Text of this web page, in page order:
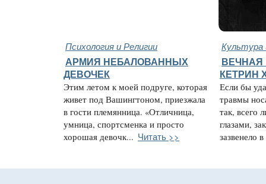
Психология и Религии Культура
АРМИЯ НЕБАЛОВАННЫХ
ДЕВОЧЕК
Этим летом к моей подруге, которая
живет под Вашингтоном, приезжала
в гости племянница. «Отличница,
умница, спортсменка и просто
хорошая девочк... Читать >>
ВЕЧНАЯ
КЕТРИН
Если бы
травмы
так, всего
глазами,
зазвенело